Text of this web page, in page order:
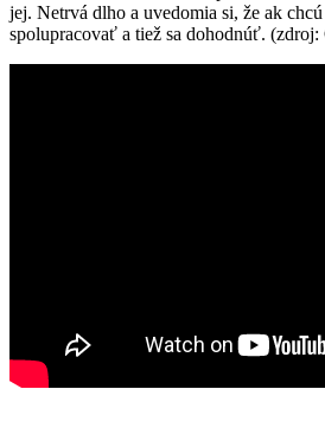
jej. Netrvá dlho a uvedomia si, že ak
spolupracovať a tiež sa dohodnúť. (zdroj: